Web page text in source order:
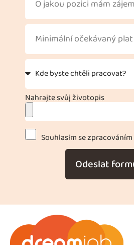
Nahrajte svůj životopis
Souhlasím se
Odeslat